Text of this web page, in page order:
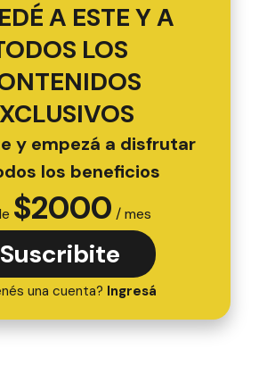
A ESTE Y A
LOS
y empezá a disfrutar
los beneficios
$2000 / mes
Suscribite
una cuenta? Ingresá